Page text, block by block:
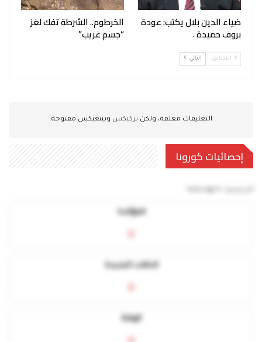
ضياء الدين بلال يكتب: عودة
بروف حميدة .
الخرطوم.. الشرطة تفك لغز
“جسم غريب”
السابق التالي
التعليقات مغلقة، ولكن تركبكس وبينغبكس مفتوحة.
إحصائيات كورونا